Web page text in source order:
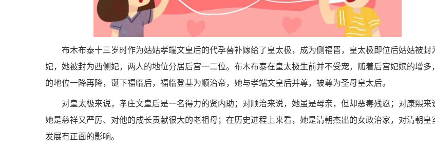
布木布泰十三岁时作为姑姑孝端文皇后的代孕替补嫁给了皇太极，成为侧福晋，皇太极即位后姑姑被封
妃，她被封为西侧妃，两人的地位分居后宫一二位。布木布泰在皇太极生前并不受宠，随着后宫妃嫔的增多
的地位一降再降，诞下福临后，福临登基为顺治帝，她与孝端文皇后并尊，被尊为圣母皇太后。
对皇太极来说，孝庄文皇后是一名得力的贤内助；对顺治来说，她虽是母亲，但却恶毒残忍；对康熙来
她是慈祥又严厉、对他的成长贡献很大的老祖母；在历史进程上来看，她是清朝杰出的女政治家，对清朝皇
发展有正面的影响。